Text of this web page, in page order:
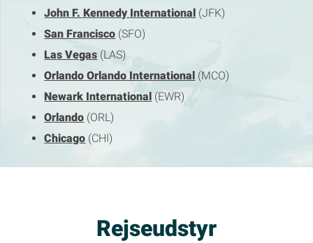
John F. Kennedy International (JFK)
San Francisco (SFO)
Las Vegas (LAS)
Orlando Orlando International (MCO)
Newark International (EWR)
Orlando (ORL)
Chicago (CHI)
Rejseudstyr